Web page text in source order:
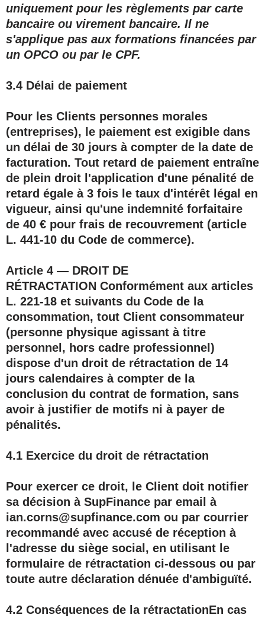
uniquement pour les règlements par carte
bancaire ou virement bancaire. Il ne
s'applique pas aux formations financées par
un OPCO ou par le CPF.
3.4 Délai de paiement
Pour les Clients personnes morales
(entreprises), le paiement est exigible dans
un délai de 30 jours à compter de la date de
facturation. Tout retard de paiement entraîne
de plein droit l'application d'une pénalité de
retard égale à 3 fois le taux d'intérêt légal en
vigueur, ainsi qu'une indemnité forfaitaire
de 40 € pour frais de recouvrement (article
L. 441-10 du Code de commerce).
Article 4 — DROIT DE
RÉTRACTATION Conformément aux articles
L. 221-18 et suivants du Code de la
consommation, tout Client consommateur
(personne physique agissant à titre
personnel, hors cadre professionnel)
dispose d'un droit de rétractation de 14
jours calendaires à compter de la
conclusion du contrat de formation, sans
avoir à justifier de motifs ni à payer de
pénalités.
4.1 Exercice du droit de rétractation
Pour exercer ce droit, le Client doit notifier
sa décision à SupFinance par email à
ian.corns@supfinance.com ou par courrier
recommandé avec accusé de réception à
l'adresse du siège social, en utilisant le
formulaire de rétractation ci-dessous ou par
toute autre déclaration dénuée d'ambiguïté.
4.2 Conséquences de la rétractationEn cas